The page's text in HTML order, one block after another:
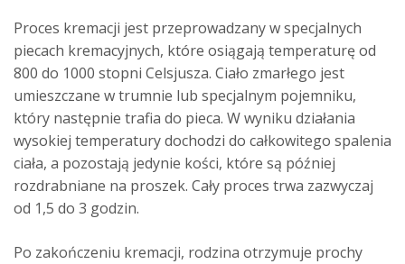
Proces kremacji jest przeprowadzany w specjalnych
piecach kremacyjnych, które osiągają temperaturę od
800 do 1000 stopni Celsjusza. Ciało zmarłego jest
umieszczane w trumnie lub specjalnym pojemniku,
który następnie trafia do pieca. W wyniku działania
wysokiej temperatury dochodzi do całkowitego spalenia
ciała, a pozostają jedynie kości, które są później
rozdrabniane na proszek. Cały proces trwa zazwyczaj
od 1,5 do 3 godzin.
Po zakończeniu kremacji, rodzina otrzymuje prochy